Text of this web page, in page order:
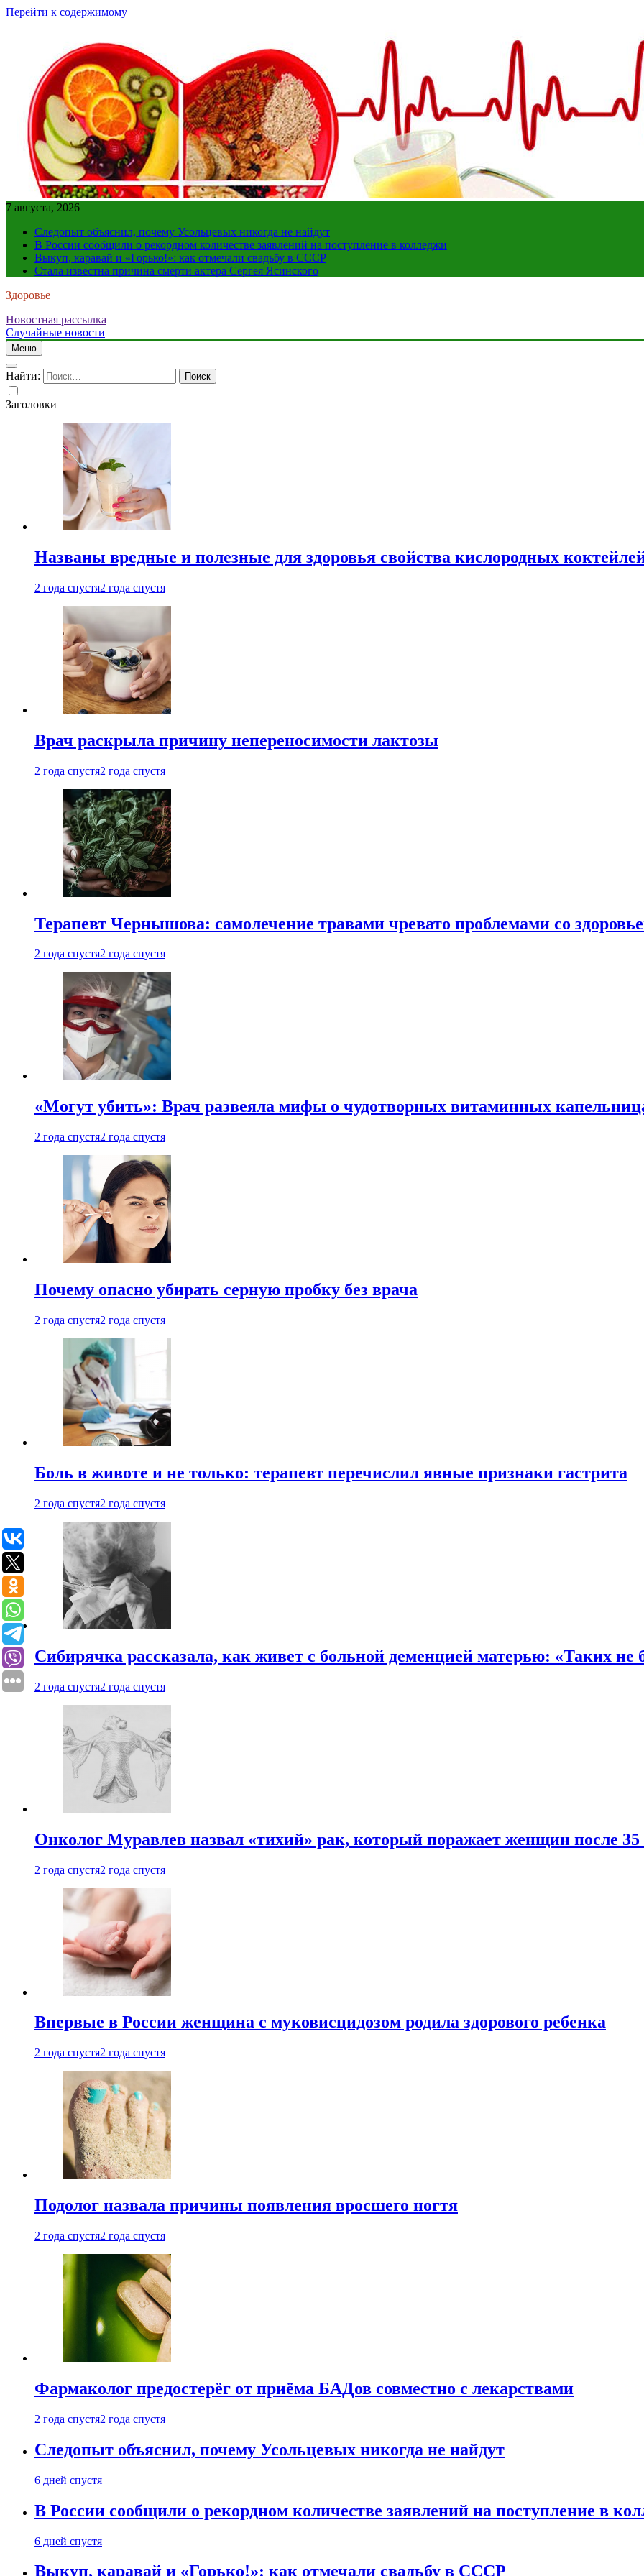
Перейти к содержимому
7 августа, 2026
Следопыт объяснил, почему Усольцевых никогда не найдут
В России сообщили о рекордном количестве заявлений на поступление в колледжи
Выкуп, каравай и «Горько!»: как отмечали свадьбу в СССР
Стала известна причина смерти актера Сергея Ясинского
Здоровье
Новостная рассылка
Случайные новости
Меню
Найти:
Заголовки
Названы вредные и полезные для здоровья свойства кислородных
2 года спустя2 года спустя
Врач раскрыла причину непереносимости лактозы
2 года спустя2 года спустя
Терапевт Чернышова: самолечение травами чревато проблемами со
2 года спустя2 года спустя
«Могут убить»: Врач развеяла мифы о чудотворных витаминных
2 года спустя2 года спустя
Почему опасно убирать серную пробку без врача
2 года спустя2 года спустя
Боль в животе и не только: терапевт перечислил явные признаки гастрита
2 года спустя2 года спустя
Сибирячка рассказала, как живет с больной деменцией матерью: «Таких не
2 года спустя2 года спустя
Онколог Муравлев назвал «тихий» рак, который поражает женщин после 35
2 года спустя2 года спустя
Впервые в России женщина с муковисцидозом родила здорового ребенка
2 года спустя2 года спустя
Подолог назвала причины появления вросшего ногтя
2 года спустя2 года спустя
Фармаколог предостерёг от приёма БАДов совместно с лекарствами
2 года спустя2 года спустя
Следопыт объяснил, почему Усольцевых никогда не найдут
6 дней спустя
В России сообщили о рекордном количестве заявлений на поступление в
6 дней спустя
Выкуп, каравай и «Горько!»: как отмечали свадьбу в СССР